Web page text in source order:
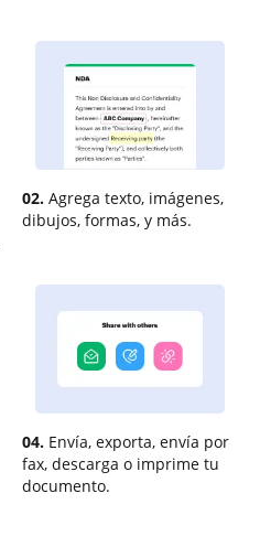
02. Agrega texto, imágenes,
dibujos, formas, y más.
04. Envía, exporta, envía por
fax, descarga o imprime tu
documento.